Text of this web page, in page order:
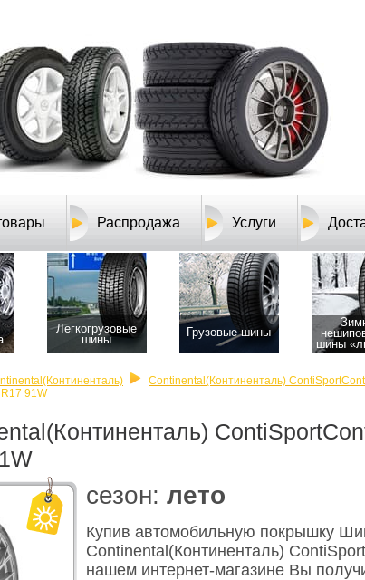
Распродажа Услуги
Легкогрузовые
шины
Грузовые шины
шины
Continental(Континенталь)
91W
cезон: лето
Купив автомобильную покрышку
Continental(Континенталь)
нашем интернет-магазине Вы